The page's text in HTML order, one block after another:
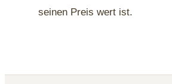
seinen Preis wert ist.